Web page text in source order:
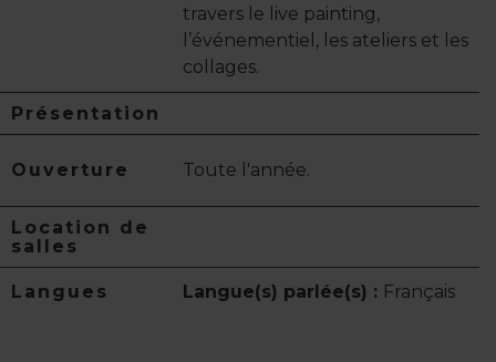
travers le live painting,
l’événementiel, les ateliers et les
collages.
Présentation
Ouverture Toute l'année.
Location de
salles
Langues Langue(s) parlée(s) : Français